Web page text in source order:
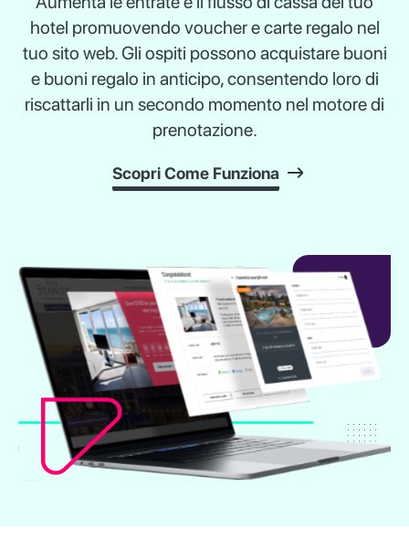
hotel promuovendo voucher e carte regalo nel
tuo sito web. Gli ospiti possono acquistare buoni
e buoni regalo in anticipo, consentendo loro di
riscattarli in un secondo momento nel motore di
prenotazione.
Scopri Come Funziona